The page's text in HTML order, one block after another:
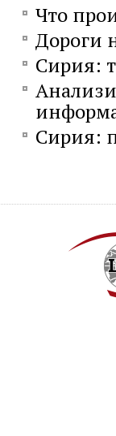
Что
Дороги
Сирия:
Сирия: